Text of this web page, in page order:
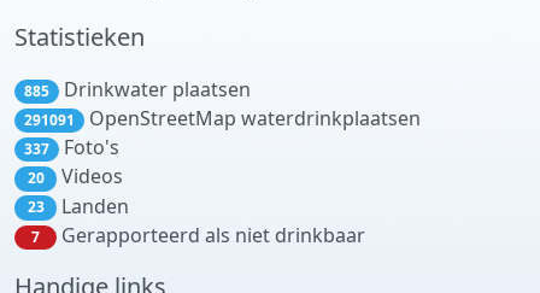
Statistieken
885 Drinkwater plaatsen
291091 OpenStreetMap waterdrinkplaatsen
337 Foto's
20 Videos
23 Landen
7 Gerapporteerd als niet drinkbaar
Handige links